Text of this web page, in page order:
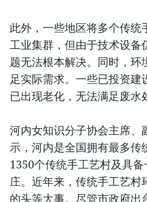
此外，一些地区将多个传
工业集群，但由于技术设备
题无法根本解决。同时，
足实际需求。一些已投资
已出现老化，无法满足废水
河内女知识分子协会主席、
示，河内是全国拥有最多传
1350个传统手工艺村及具
庄。近年来，传统手工艺
的头等大事。尽管市政府